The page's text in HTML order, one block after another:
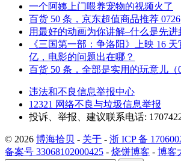
一个阿姨上门喂养宠物的视频火了
百货 50 条，京东超值商品推荐 0726
用最好的动画为你讲解–什么是先进
《三国第一部：争洛阳》上映 16
亿，电影的问题出在哪？
百货 50 条，全部是实用的玩意儿（
违法和不良信息举报中心
12321 网络不良与垃圾信息举报
投诉、举报、建议联系电话:
© 2026 博海拾贝 - 关于 - 浙 ICP 备
备案号 33068102000425 - 烧饼博客 - 博客